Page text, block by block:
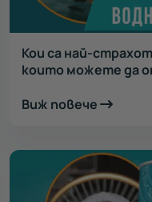
Кои са най-
които можете да
Виж повече